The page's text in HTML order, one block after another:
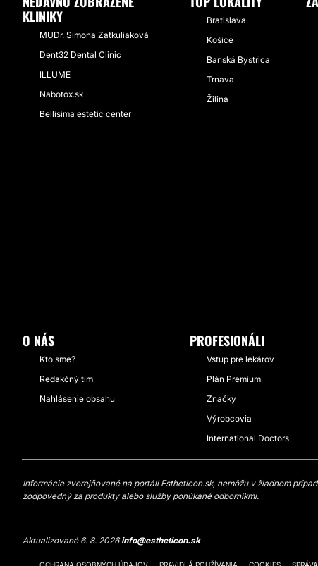
KLINIKY
MUDr. Simona Zaťkuliaková
Dent32 Dental Clinic
ILLUME
Nabotox.sk
Bellisima estetic center
Bratislava
Košice
Banská Bystrica
Trnava
Žilina
O NÁS
Kto sme?
Redakčný tím
Nahlásenie obsahu
PROFESIONÁLI
Vstup pre lekárov
Plán Premium
Značky
Výrobcovia
International Doctors
Informácie zverejňované na portáli Estheticon.sk, nemôžu v žiadnom
zodpovedný za produkty alebo služby ponúkané odborníkmi.
Aktualizované 6. 8. 2026info@estheticon.sk